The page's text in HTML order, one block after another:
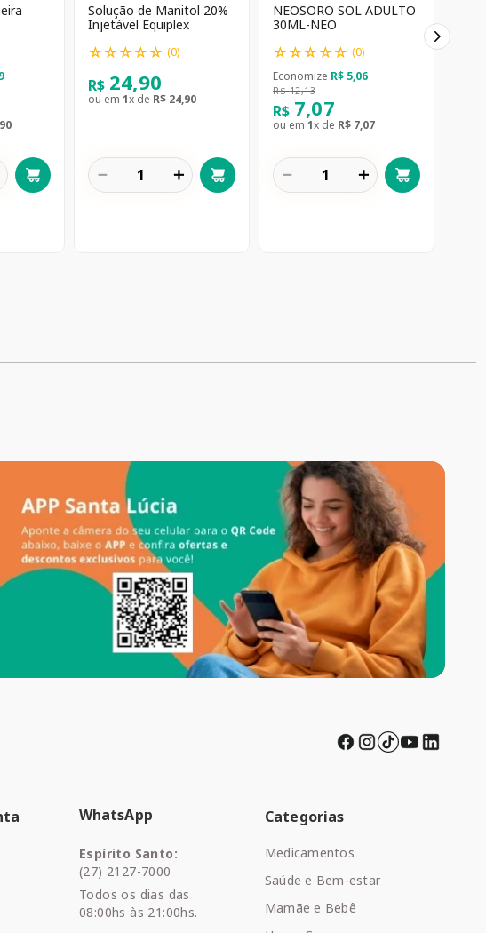
90
Solução de Manitol 20%
Injetável Equiplex
☆☆☆☆☆ (0)
R$ 24,90
ou em 1x de R$ 24,90
＋
－
NEOSORO SOL ADULTO
30ML-NEO
☆☆☆☆☆ (0)
Economize R$ 5,06
R$ 12,13
R$ 7,07
ou em 1x de R$ 7,07
＋
－
WhatsApp
Espírito Santo:
(27) 2127-7000
Todos os dias das
08:00hs às 21:00hs.
Categorias
Medicamentos
Saúde e Bem-estar
Mamãe e Bebê